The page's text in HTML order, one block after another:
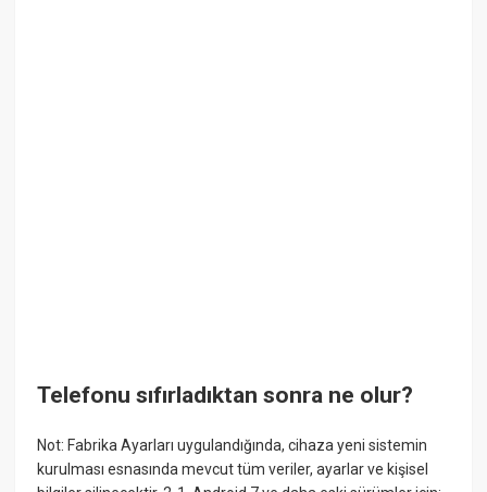
Telefonu sıfırladıktan sonra ne olur?
Not: Fabrika Ayarları uygulandığında, cihaza yeni sistemin
kurulması esnasında mevcut tüm veriler, ayarlar ve kişisel